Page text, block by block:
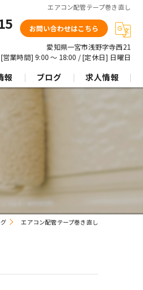
エアコン配管テープ巻き直し
お問い合わせはこちら
愛知県一宮市浅野字寺西21
[営業時間] 9:00 〜 18:00 / [定休日] 日曜日
報 ブログ 求人情報
エアコン配管テープ巻き直し